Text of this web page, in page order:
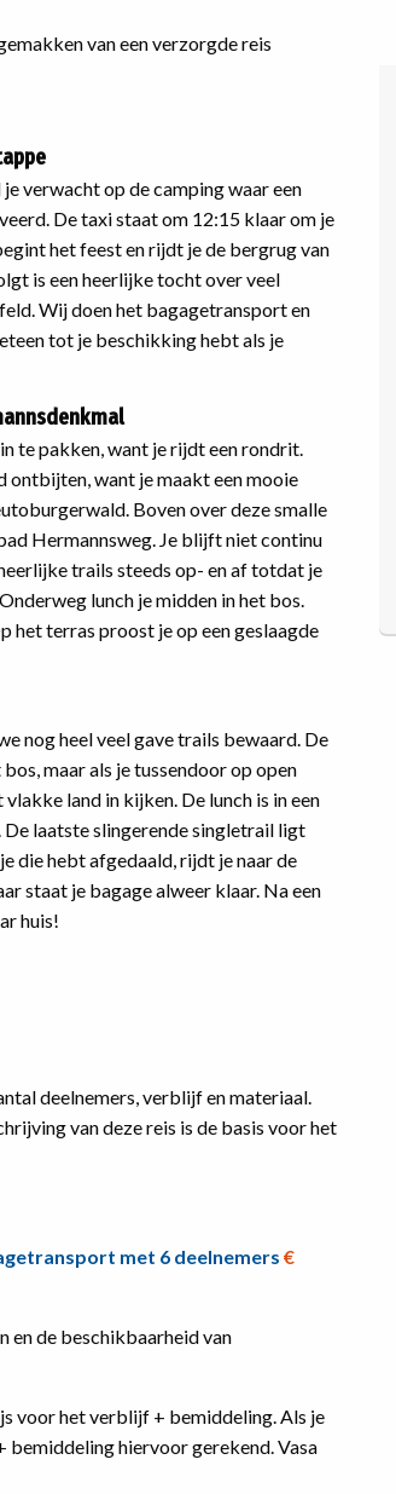
van een verzorgde reis
verwacht op de camping waar een
De taxi staat om 12:15 klaar om je
het feest en rijdt je de bergrug van
is een heerlijke tocht over veel
Wij doen het bagagetransport en
tot je beschikking hebt als je
te pakken, want je rijdt een rondrit.
ontbijten, want je maakt een mooie
Boven over deze smalle
Hermannsweg. Je blijft niet continu
trails steeds op- en af totdat je
lunch je midden in het bos.
het terras proost je op een geslaagde
nog heel veel gave trails bewaard. De
maar als je tussendoor op open
land in kijken. De lunch is in een
laatste slingerende singletrail ligt
die hebt afgedaald, rijdt je naar de
staat je bagage alweer klaar. Na een
huis!
deelnemers, verblijf en materiaal.
van deze reis is de basis voor het
met 6 deelnemers €
en de beschikbaarheid van
voor het verblijf + bemiddeling. Als je
hiervoor gerekend. Vasa